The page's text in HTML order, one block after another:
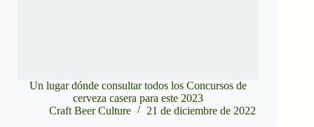
Un lugar dónde consultar todos los Concursos de
cerveza casera para este 2023
Craft Beer Culture
21 de diciembre de 2022